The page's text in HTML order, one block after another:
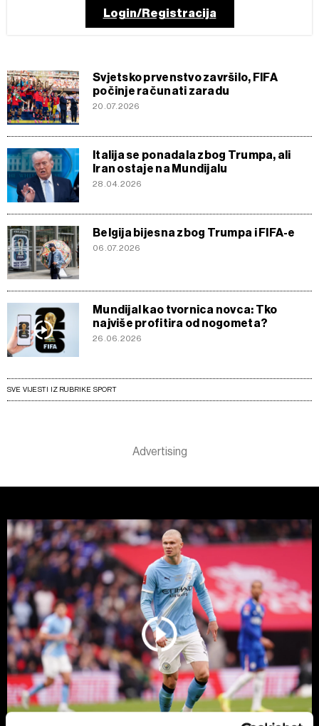
Login/Registracija
Svjetsko prvenstvo završilo, FIFA
počinje računati zaradu
20.07.2026
Italija se ponadala zbog Trumpa, ali
Iran ostaje na Mundijalu
28.04.2026
Belgija bijesna zbog Trumpa i FIFA-e
06.07.2026
Mundijal kao tvornica novca: Tko
najviše profitira od nogometa?
26.06.2026
SVE VIJESTI IZ RUBRIKE SPORT